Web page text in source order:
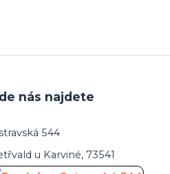
nás najdete
544
u Karviné, 73541